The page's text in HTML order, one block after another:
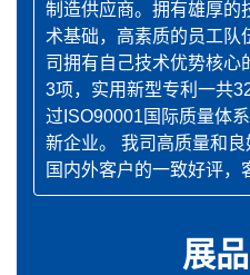
制造供应商。拥有雄厚的
术基础，高素质的员工队
司拥有自己技术优势核心
3项，实用新型专利一共
过ISO90001国际质量体
新企业。 我司高质量和
国内外客户的一致好评，
展